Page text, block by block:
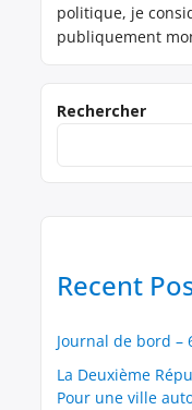
politique, je
publiquement
confiance des
Voici, en toute
mon patrimoine
Rechercher
Recent
Journal de bord –
La Deuxième
Pour une ville